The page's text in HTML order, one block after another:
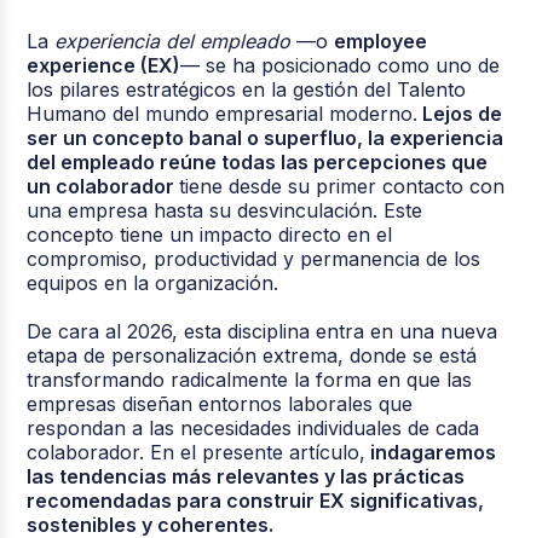
La experiencia del empleado —o employee
experience (EX)— se ha posicionado como uno de
los pilares estratégicos en la gestión del Talento
Humano del mundo empresarial moderno. Lejos de
ser un concepto banal o superfluo, la experiencia
del empleado reúne todas las percepciones que
un colaboradortiene desde su primer contacto con
una empresa hasta su desvinculación. Este
concepto tiene un impacto directo en el
compromiso, productividad y permanencia de los
equipos en la organización.
De cara al 2026, esta disciplina entra en una nueva
etapa de personalización extrema, donde se está
transformando radicalmente la forma en que las
empresas diseñan entornos laborales que
respondan a las necesidades individuales de cada
colaborador. En el presente artículo, indagaremos
las tendencias más relevantes y las prácticas
recomendadas para construir EX significativas,
sostenibles y coherentes.